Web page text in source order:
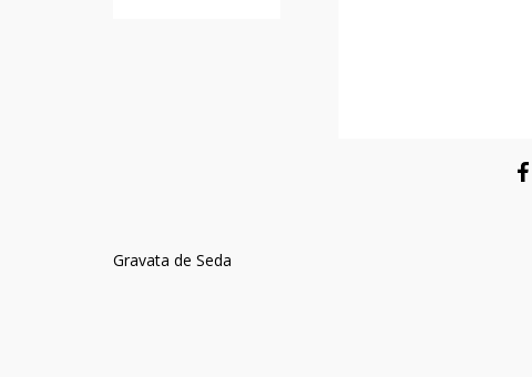
Gravata de Seda